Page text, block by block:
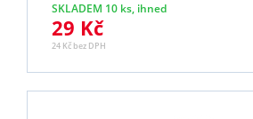
SKLADEM 10 ks, ihned
29 Kč
24 Kč bez DPH